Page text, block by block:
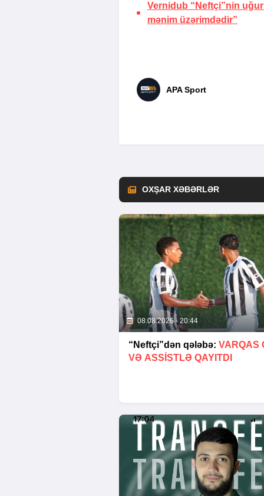
Vernidub “Neftçi”nin
mənim üzərimdədir”
APA Sport
OXŞAR XƏBƏRLƏR
08.08.2026 - 20:44
“Neftçi”dən qələbə: VARQAS
VƏ ASSİSTLƏ QAYITDI